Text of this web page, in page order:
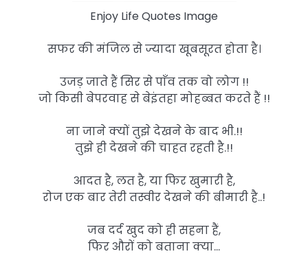
Enjoy Life Quotes Image
सफर की मंजिल से ज्यादा खूबसूरत होता है।
उजड़ जाते हैं सिर से पाँव तक वो लोग !!
जो किसी बेपरवाह से बेइंतहा मोहब्बत करते हैं !!
ना जाने क्यों तुझे देखने के बाद भी.!!
तुझे ही देखने की चाहत रहती है.!!
आदत है, लत है, या फिर खुमारी है,
रोज एक बार तेरी तस्वीर देखने की बीमारी है..!
जब दर्द खुद को ही सहना हैं,
फिर औरों को बताना क्या…